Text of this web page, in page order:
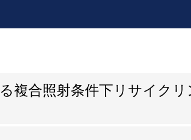
複合照射条件下リサイク